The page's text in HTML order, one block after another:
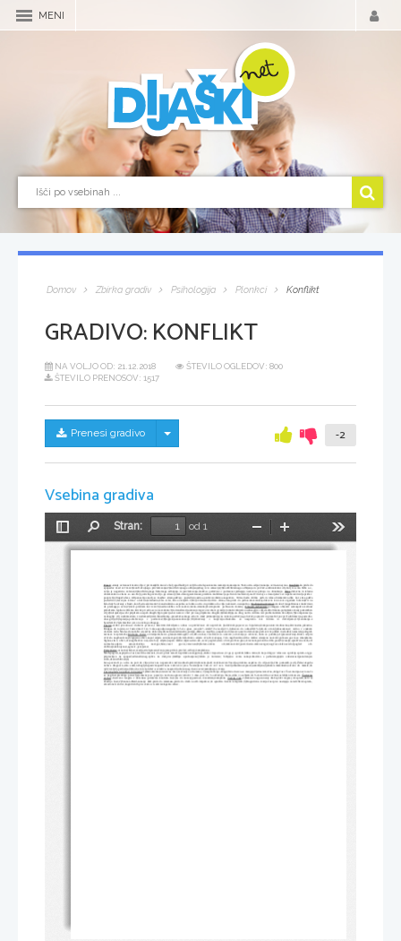
MENI
Domov Zbirka gradiv Psihologija Plonkci Konflikt
GRADIVO:KONFLIKT
NA VOLJO OD: 21.12.2018
ŠTEVILO OGLEDOV: 800
ŠTEVILO PRENOSOV: 1517
Prenesi gradivo Skrij/prikaži meni -2
Vsebina gradiva
Preklopi
stransko
Stran:
od 1
Pomanjšaj
spopadov med več mot.1)konfl.dvojnega privlačevanja;2)konfl.dvojnega odbijanja(beg iz te situacije);3)konfl.hkratnega odbijanja in privlač.-ambivalentni cilj-bolj ko smo bliže a.c.,
večja je negativna valenca;4)konfl.dvojnega hkratnega odbijanja in privlačevanja;konfl.so potlačeni v podzavest-prihajajo navzven-vplivajo na obnašanje.
obremenitev-ovirane so osn.življ.potrebe,povzročijo ga stresorji;šok-dezorganiziranost,protišok-mobilizacija psih.in teles.funkcij-nad črto-boj s stresorjem-če si uspešen-krivulja pride v
povprečje;drugače-faza  izčrpanosti;ponavlj.se  majhni   stresi-puščajo   posledice;eustres-pozitiven;distres-negativen.
-huda   oblika   psih.in   teles.obremenitve-dlje   kot  stres-pušča
posledice;1)razvojne krize-v otroštvu,mladostna,kiza sr.let, kriza starejših 2)življ.krize-smrt,ločitev..kriza,stres-pride do psihosomat.motenj-duševni izvor-kot organske bolezni(čir na
da premagajo oviro;2)izziv-problem kot  izziv;3)nadzor-lahko  reši zadevo;nizka-izrazitejši simptomi   psihosom. motenj. Obramb.mehanizmi-pomagajo ohraniti samospošt.-realnost
prikažemo lepše-ne iščemo krivde pri sebi-se ne zavedamo:1)racionalizacija-iskanje izgovorov-kislo grozdje (omalovažujemo nedosegljiv cilj),sladka limona-polepšamo manj pomemben
cilj;2)introjekcija-sebi pripišemo uspeh drugih;3)projekcija-kar nam ni všeč pri nas,pripišemo drugim;4)domišljija-na drug način vidimo isti problem-lahko škodljivo;5)kompenzacija-
nedosgljiv cilj nadomestimo z nadomestljivim;6)nadkomp.-presežeš samega sebe če imaš primanjkljaj na nekem področju,ga hočeš popraviti in presežeš povpr.7)sublimacija-posredno
doseg.cilja;8)represija-potlačevanje   v   podzavest;9)regresija-nazadovanje;10)obračanje   v   nasprotje-obnašamo   se   nasprotno   kot   čutimo   in   doživljamo;11)zanikanje-z
besedami;12)premestitev-jezo na nekoga drugega.
Čustva-vedno  prisotna-so duševni  procesi,s katerimi doživljamo odnos  oz.privlačnost  ali neprivl.do  ljudi,živali,pojavov;so  bipolarna;komponente:vrednostna,aktivnostna,jakostna.
Bridges-ob rojstvu-ni  čustev;med 1.in 3.mes-ugodje,neugodje;3.-5.-še  gnus,  jeza;do7.-strah;7-9.-veselje;11.-ljubezen do  odraslih;15.-ljub.do  otrok,ljubosumnost;  vedno  v enakem
vrstnem redu. Strah-avtonom.živ.sis.začne delovati,adrenalin,noradrenalin,potenje,dlake se naježijo, pospešeno bizje srca,zavrto delovanje preb.,krvni pritisk in sladkor narasteta;poligraf-
zaznava te spremebe.Izražanje čustev -s kretnjami,barvo glasu,mimiko,gibi oči,držo telesa; čust.izrazi so univerz.,od okolja je odvisno, kako se pokažejo.1)presenečenje-široko odprte
oči,čelo nagrbančeno,dvignjene obrvi,napol odprta usta(navzgor);2)strah-široko odprte oči,obrvi skupaj, čelo nagrbančeno,lične mišice stisnjene navzdol,počasen govor,se zmanjšamo
3)gnus-stisn. obrvi,oči,nagrbančen nos,usta bolj odprta,napete mišice;4)jeza-stisn.ust.,oster pogled,stisn. obrvi,povišan glas,vzravnani,pokončna drža,pesti;5)veselje-sproščene miš.,oči
normalne,odprta     usta,miš.težijo     navzgor,hiter,vesel     govor,vzravnani;6)žalost-otožne     oči,miš.navzdol;pozit.čustva-miš.navzgor;neg.čust.-miš.navzdol;pogled     oči-
dolžina(naklonjenost,agresiv.,jeza),smer.
Vrste čustev-osnovna(žalost,veselje,strah,presenečenje,jeza,pričak.,privlač.,odbij.),kompleksna.
Strah-pogost,neprijetno čust.;različna intenzit.;do str.pride zaradi nepričakovanega;traja,dokler traja situac.,ki ga je sprožila;lahko mine,če traja dolgo;v telesu se sprožijo sprem.-org.je
pripravkjen   na   spopad;adrenalin;neg.vpliva   na   duš.proc.(mišlnje   upočasnjeno);lahko   je   koristen;   fobije(ne   vemo   zakaj-zdravimo   s   psihoterapijo)in   anksiozost(ponotranjen
strah,desenzibilizacija)
Jeza-povzroči jo ovira na poti do cilja;otroci-na neposreden način;odrasli-prikrito;ženske-ljudi; moški-stvari.Veselje-pridemo uspešno do cilja-večje,čim pomemb.je cilj.Žalost-izguba
nečesa dragocen.,smo sami,nebogljeni,pasivni,apatični,na začet.-kot  jeza. Sestavljena  čust.-iz več osn. čust.:ljubsumnost-prava,namišljena;ljubezen-materinska;otroka  do  matere;do
rož,živali;do partnerja-duhovna in tel.privlač.;sovraštvo-nasproti ljubezni,neg.čust.;zavist;usmiljneje,sočutje.
Čustva glede na jakost in trajanje :1)afekt-kratka,intenzivna čust.-močnejša od razuma; 2)razpoloženje-dolga,šibka čustva-se menjajo;3)strasti-močna,dolga čust. Čust.motnje-nevroze-če
se neg.čust.predolgo ponavljajo-kasneje se pojavijo nevroze,agresiv.;otrok:v 1.mes.-jok; do 3.-odvračajo hrano,stike z osebjem;do 6.-motorična zavrtost,oslabljen imun.sis. Čustvena
zrelost :-čustveno reagira v dol.situac.;primerna kontrola čust.(ne do konca);pestrost, kvantiteta,kompleks. Teorije čust.-1)James-Lange-zunanji draž.sproži najprej tel.sprem.,nato se
zbudijo čust.;2)Cannon-Bard-zunanji draž.pride do talamusa,pride do dveh novih impulzov,ki sprožita čust.in tel.sprem.;3)Kognitivna teorija-čust.proc.nastajajo zaradi:fiziol.sprem.,
emocional.centrov,kognitivnih proc.-kako si sami razlagamo situac.